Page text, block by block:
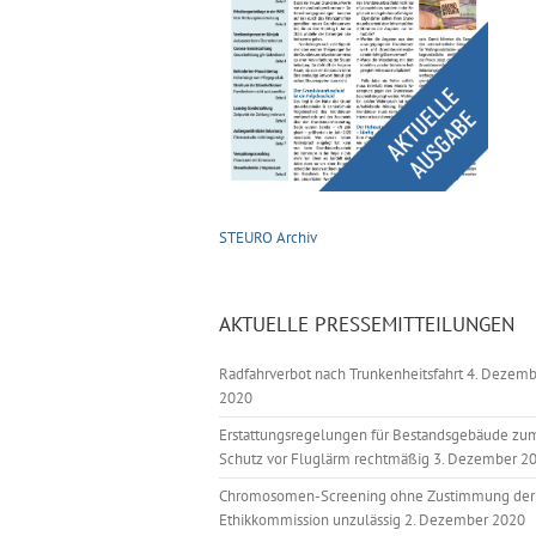
STEURO Archiv
AKTUELLE PRESSEMITTEILUNGEN
Radfahrverbot nach Trunkenheitsfahrt4.
2020
Erstattungsregelungen für Bestandsgebäude
Schutz vor Fluglärm rechtmäßig 3. Dezember
Chromosomen-Screening ohne Zustimmung der
Ethikkommission unzulässig 2. Dezember 2020